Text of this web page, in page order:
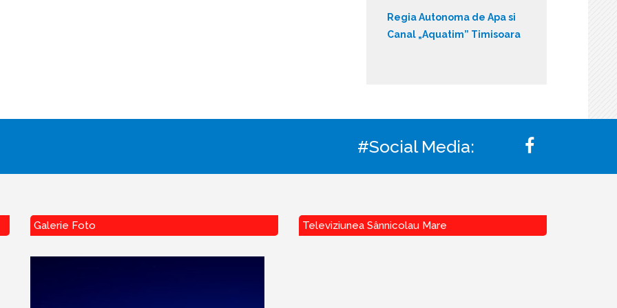
Regia Autonoma de Apa si
Canal „Aquatim” Timisoara
#Social Media:
Galerie Foto Televiziunea Sânnicolau Mare